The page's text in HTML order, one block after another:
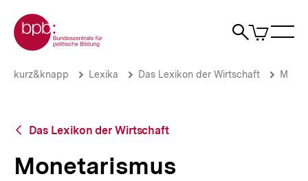
zum
Seiteninhalt
springen
Zur Startseite der bpb
Suche
Artikel
im
Monetarismus
Brotkrümelnavigation
Pfadnavigation
kurz&knapp Lexika Das Lexikon der Wirtschaft M
Zurück
Übersicht
Das Lexikon der Wirtschaft
Monetarismus